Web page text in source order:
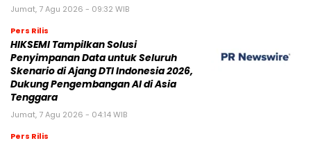
Jumat, 7 Agu 2026 - 09:32 WIB
Pers Rilis
HIKSEMI Tampilkan Solusi
Penyimpanan Data untuk Seluruh
Skenario di Ajang DTI Indonesia 2026,
Dukung Pengembangan AI di Asia
Tenggara
Jumat, 7 Agu 2026 - 04:14 WIB
Pers Rilis